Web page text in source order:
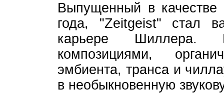
Выпущенный в
года, "Zeitgeist" стал
карьере Шиллера.
композициями,
эмбиента, транса и
в необыкновенную